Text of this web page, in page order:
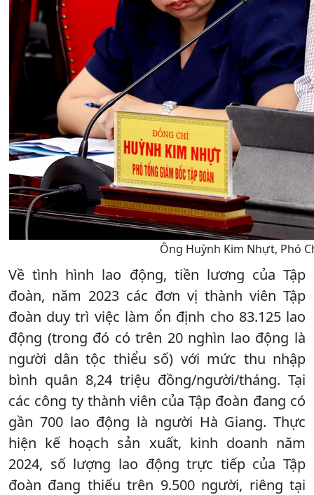
Ông Huỳnh Kim Nhựt, Phó
Về tình hình lao động, tiền lương của Tập
đoàn, năm 2023 các đơn vị thành viên Tập
đoàn duy trì việc làm ổn định cho 83.125 lao
động (trong đó có trên 20 nghìn lao động là
người dân tộc thiểu số) với mức thu nhập
bình quân 8,24 triệu đồng/người/tháng. Tại
các công ty thành viên của Tập đoàn đang có
gần 700 lao động là người Hà Giang. Thực
hiện kế hoạch sản xuất, kinh doanh năm
2024, số lượng lao động trực tiếp của Tập
đoàn đang thiếu trên 9.500 người, riêng tại